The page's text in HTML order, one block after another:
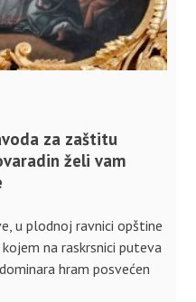
za zaštitu
želi vam
u plodnoj ravnici opštine
na raskrsnici puteva
hram posvećen